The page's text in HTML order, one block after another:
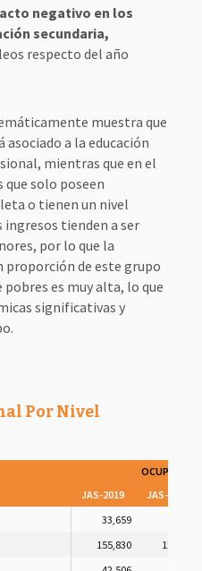
negativo en los
secundaria,
respecto del año
muestra que
a la educación
mientras que en el
que solo poseen
o tienen un nivel
tienden a ser
por lo que la
proporción de este grupo
es muy alta, lo que
significativas y
Por Nivel
OCUPADOS
JAS-2019
JAS-2020
33,659
155,830
121,710